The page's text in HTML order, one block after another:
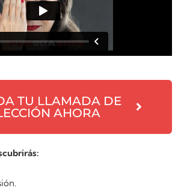
TU LLAMADA DE
AHORA